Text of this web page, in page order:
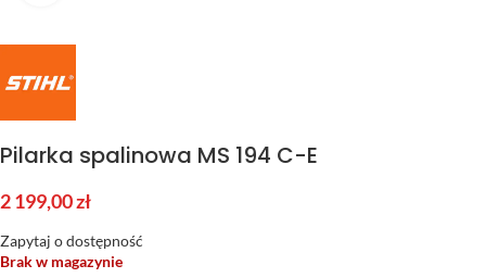
Pilarka spalinowa MS 194 C-E
2 199,00zł
Zapytaj o dostępność
Brak w magazynie